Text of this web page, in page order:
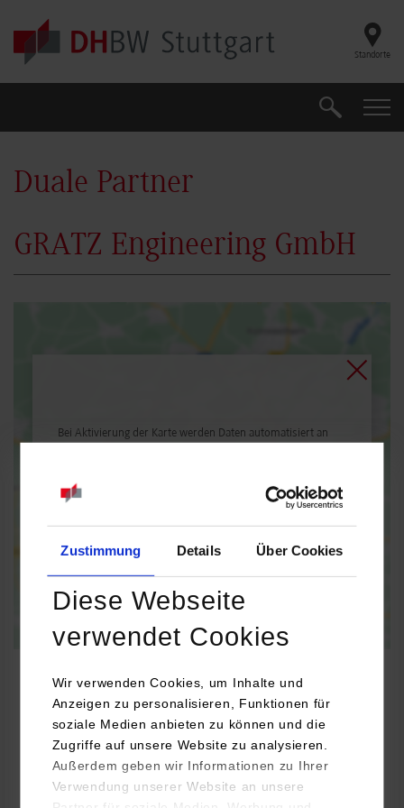
Zustimmung Details Über Cookies
Diese Webseite
verwendet Cookies
Wir verwenden Cookies, um Inhalte und
Anzeigen zu personalisieren, Funktionen für
soziale Medien anbieten zu können und die
Zugriffe auf unsere Website zu analysieren.
Außerdem geben wir Informationen zu Ihrer
Verwendung unserer Website an unsere
Skip to main content
Standorte
Suche
Duale Partner
GRATZ Engineering GmbH
Bei Aktivierung der Karte werden Daten automatisiert an
Einmalig aktivieren
Maschinenbau
GRATZ Engineering GmbH
Linsenbergstr. 9